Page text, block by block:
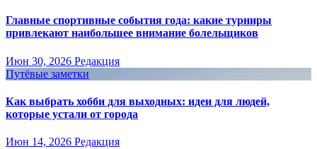
Главные спортивные события года: какие турниры
привлекают наибольшее внимание болельщиков
Июн 30, 2026 Редакция
Путёвые заметки
Как выбрать хобби для выходных: идеи для людей,
которые устали от города
Июн 14, 2026 Редакция